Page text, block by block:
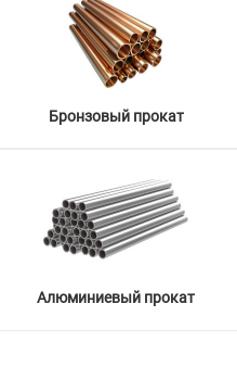
Бронзовый прокат
Алюминиевый прокат